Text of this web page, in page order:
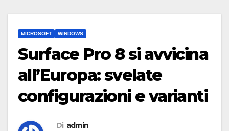
MICROSOFT WINDOWS
Surface Pro 8 si avvicina
all’Europa: svelate
configurazioni e varianti
Di admin